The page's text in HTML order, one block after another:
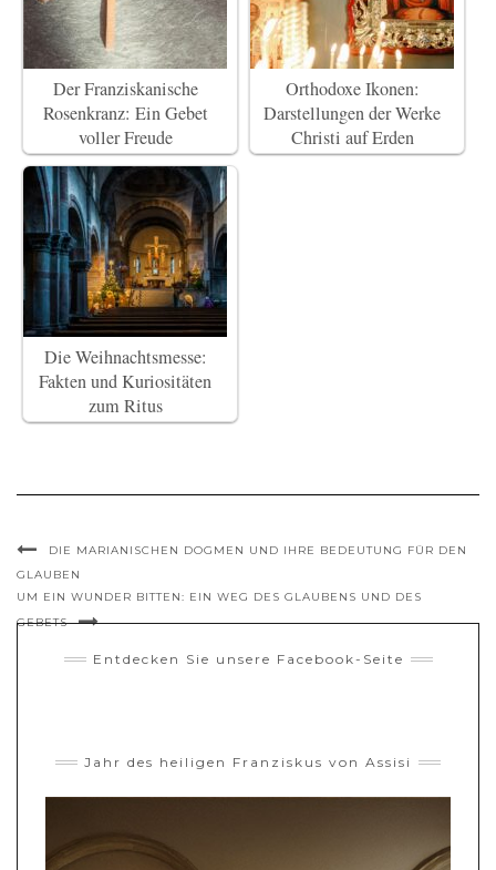
Der Franziskanische
Rosenkranz: Ein Gebet
voller Freude
Orthodoxe Ikonen:
Darstellungen der Werke
Christi auf Erden
Die Weihnachtsmesse:
Fakten und Kuriositäten
zum Ritus
DIE MARIANISCHEN DOGMEN UND IHRE BEDEUTUNG FÜR DEN
GLAUBEN
UM EIN WUNDER BITTEN: EIN WEG DES GLAUBENS UND DES
GEBETS
Entdecken Sie unsere Facebook-Seite
Jahr des heiligen Franziskus von Assisi